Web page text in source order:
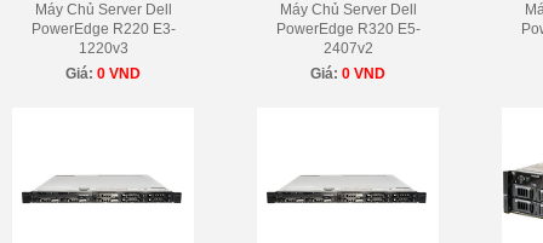
Máy Chủ Server Dell
PowerEdge R220 E3-
1220v3
Giá: 0 VND
Máy Chủ Server Dell
PowerEdge R320 E5-
2407v2
Giá: 0 VND